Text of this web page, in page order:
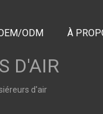
ODM À
D'AIR
d'air